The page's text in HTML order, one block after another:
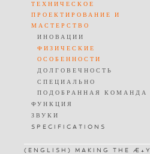
ТЕХНИЧЕСКОЕ
ПРОЕКТИРОВАНИЕ И
МАСТЕРСТВО
ИНОВАЦИИ
ФИЗИЧЕСКИЕ
ОСОБЕННОСТИ
ДОЛГОВЕЧНОСТЬ
СПЕЦИАЛЬНО
ПОДОБРАННАЯ КОМАНДА
ФУНКЦИЯ
ЗВУКИ
SPECIFICATIONS
(ENGLISH) MAKING THE Æ+Y